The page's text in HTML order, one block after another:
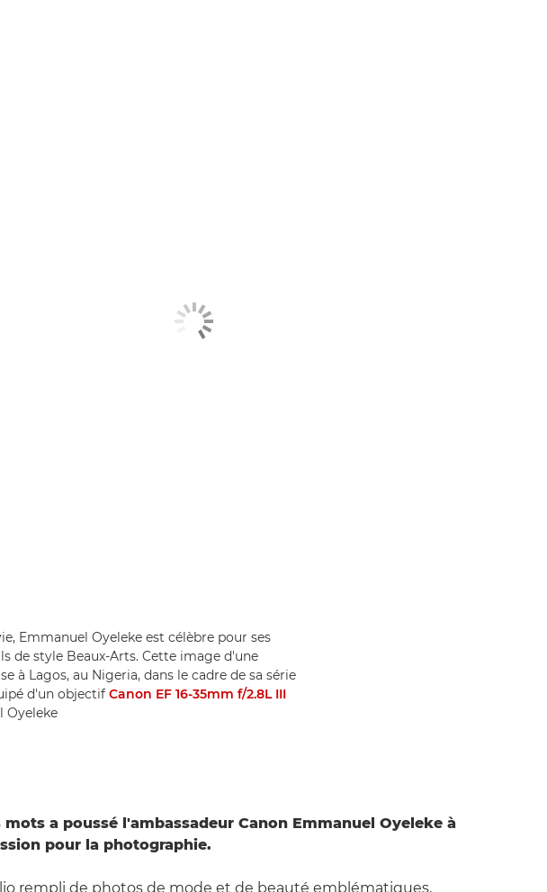
Emmanuel Oyeleke est célèbre pour ses
de style Beaux-Arts. Cette image d'une
Lagos, au Nigeria, dans le cadre de sa série
d'un objectif Canon EF 16-35mm f/2.8L III
Oyeleke
mots a poussé l'ambassadeur Canon Emmanuel Oyeleke à
pour la photographie.
rempli de photos de mode et de beauté emblématiques,